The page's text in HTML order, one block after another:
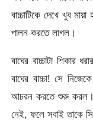
বাচ্চাটিকে দেখে খুব
পালন করতে লাগল।
বাঘের বাচ্চাটা শিকার
বাঘের বাচ্চা! সে
আচরন করতে শুরু করল।
নেই, ফলে সবাই তাকে